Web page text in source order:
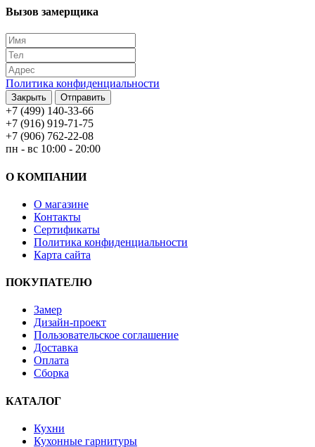
Вызов замерщика
Политика конфиденциальности
Закрыть Отправить
+7 (499) 140-33-66
+7 (916) 919-71-75
+7 (906) 762-22-08
пн - вс 10:00 - 20:00
О КОМПАНИИ
О магазине
Контакты
Сертификаты
Политика конфиденциальности
Карта сайта
ПОКУПАТЕЛЮ
Замер
Дизайн-проект
Пользовательское соглашение
Доставка
Оплата
Сборка
КАТАЛОГ
Кухни
Кухонные гарнитуры